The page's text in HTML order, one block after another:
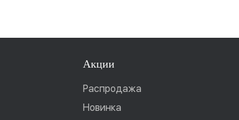
Акции
Распродажа
Новинка